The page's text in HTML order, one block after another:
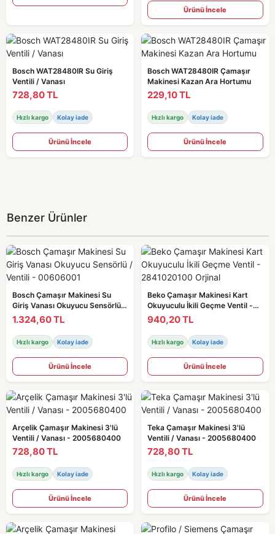
Ürünü İncele
Bosch WAT28480IR Su Giriş
Ventili / Vanası
728,80 TL
Hızlı kargo Kolay iade
Ürünü İncele
Bosch WAT28480IR Çamaşır
Makinesi Kazan Ara Hortumu
229,10 TL
Hızlı kargo Kolay iade
Ürünü İncele
Benzer Ürünler
Bosch Çamaşır Makinesi Su
Giriş Vanası Okuyucu Sensörlü /
Ventili - 00606001
1.324,60 TL
Hızlı kargo Kolay iade
Ürünü İncele
Beko Çamaşır Makinesi Kart
Okuyuculu İkili Geçme Ventil -
2841020100 Orjinal
940,20 TL
Hızlı kargo Kolay iade
Ürünü İncele
Arçelik Çamaşır Makinesi 3'lü
Ventili / Vanası - 2005680400
728,80 TL
Hızlı kargo Kolay iade
Ürünü İncele
Teka Çamaşır Makinesi 3'lü
Ventili / Vanası - 2005680400
728,80 TL
Hızlı kargo Kolay iade
Ürünü İncele